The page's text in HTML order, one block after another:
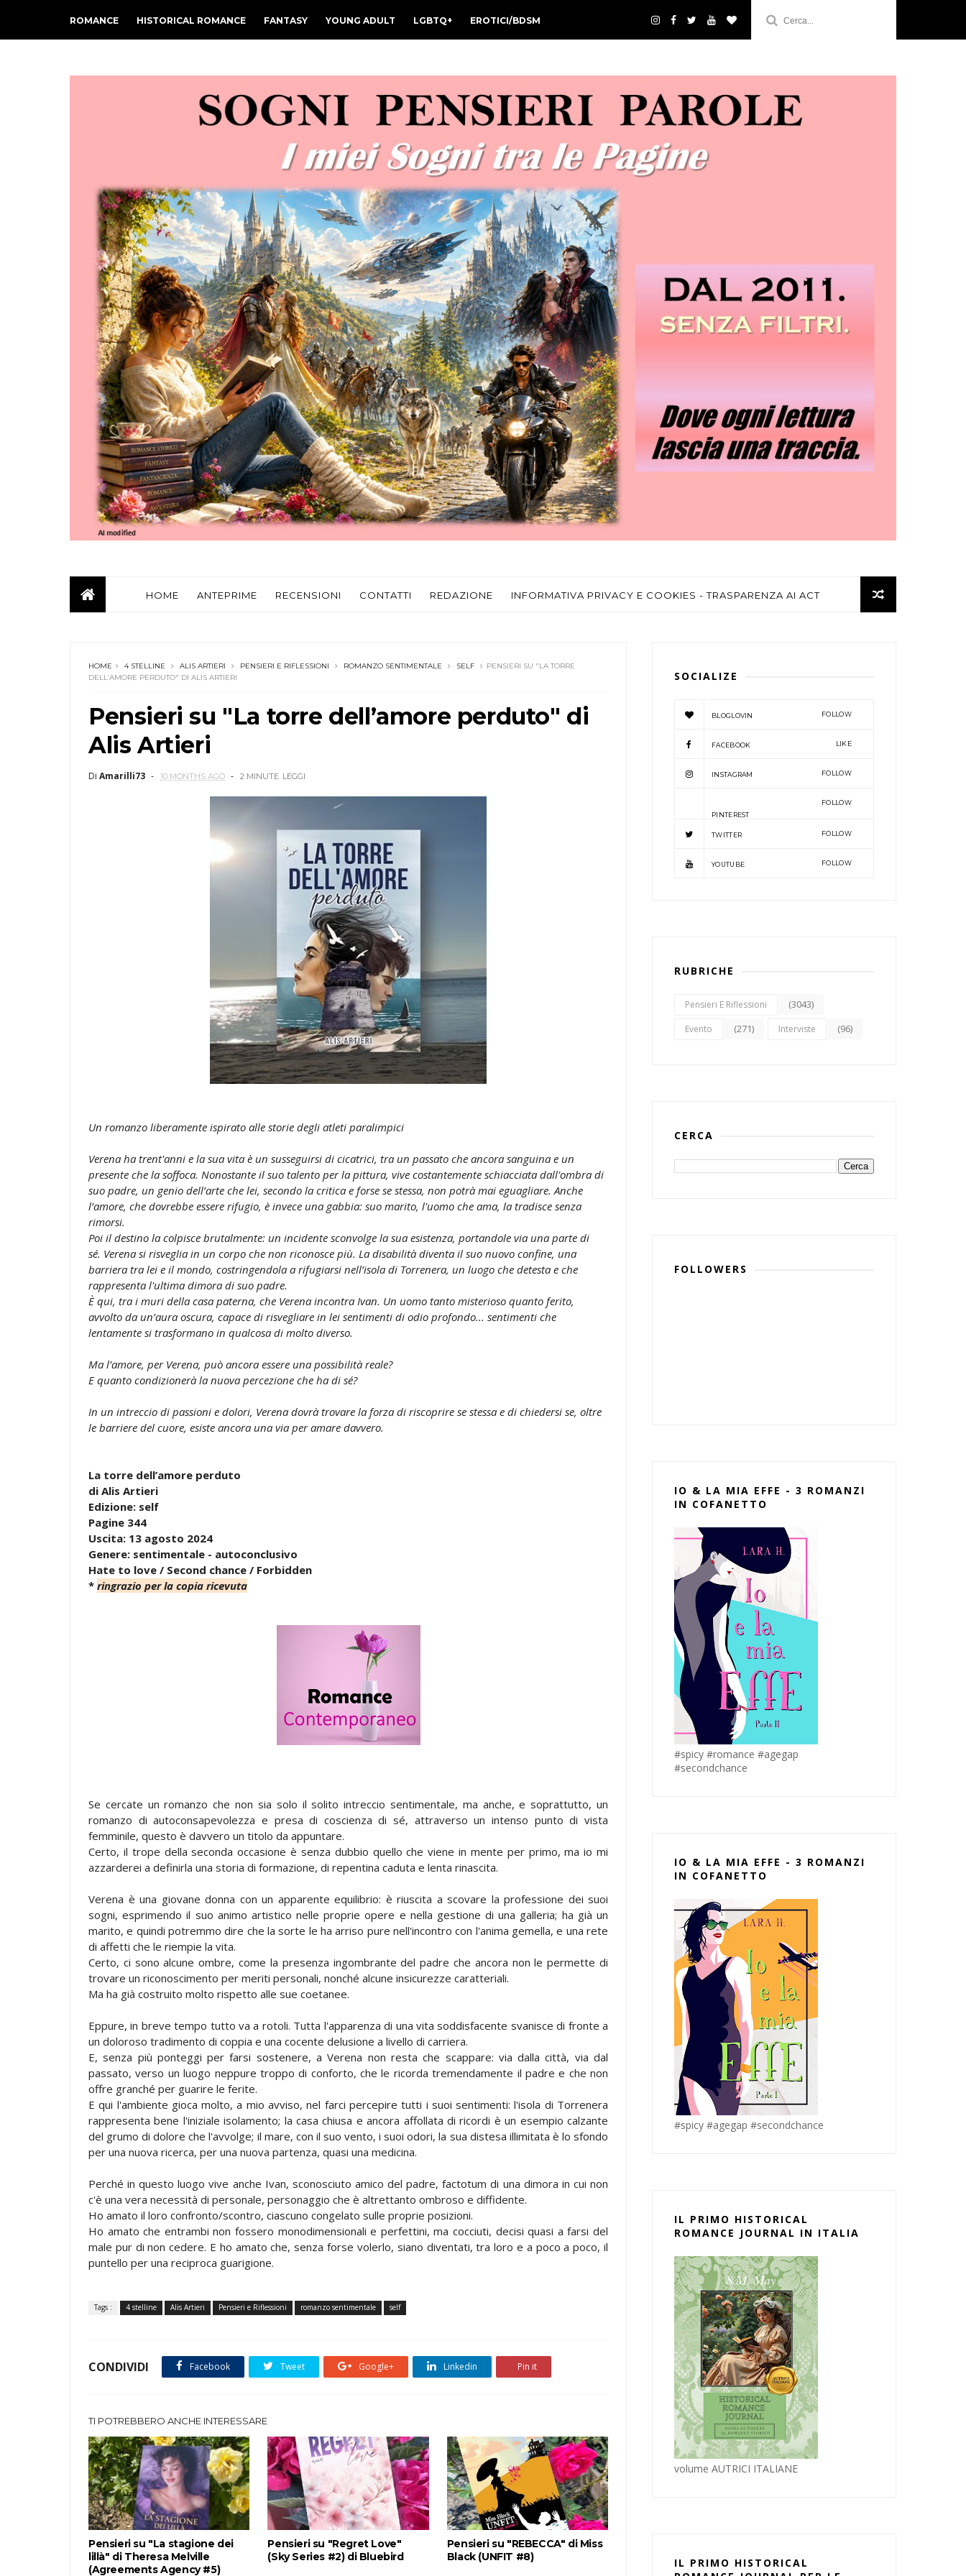
ROMANCE HISTORICAL ROMANCE FANTASY YOUNG ADULT LGBTQ+ EROTICI/BDSM
HOME ANTEPRIME RECENSIONI CONTATTI REDAZIONE INFORMATIVA PRIVACY E COOKIES - TRASPARENZA AI ACT
HOME 4 STELLINE ALIS ARTIERI PENSIERI E RIFLESSIONI ROMANZO SENTIMENTALE SELF
PENSIERI SU "LA TORRE
DELL’AMORE PERDUTO" DI ALIS ARTIERI
Pensieri su "La torre dell’amore perduto" di
Alis Artieri
Di Amarilli73 10 MONTHS AGO 2 MINUTE LEGGI
Un romanzo liberamente ispirato alle storie degli atleti paralimpici
Verena ha trent'anni e la sua vita è un susseguirsi di cicatrici, tra un passato che ancora sanguina e un
presente che la soffoca. Nonostante il suo talento per la pittura, vive costantemente schiacciata dall'ombra di
suo padre, un genio dell’arte che lei, secondo la critica e forse se stessa, non potrà mai eguagliare. Anche
l’amore, che dovrebbe essere rifugio, è invece una gabbia: suo marito, l'uomo che ama, la tradisce senza
rimorsi.
Poi il destino la colpisce brutalmente: un incidente sconvolge la sua esistenza, portandole via una parte di
sé. Verena si risveglia in un corpo che non riconosce più. La disabilità diventa il suo nuovo confine, una
barriera tra lei e il mondo, costringendola a rifugiarsi nell’isola di Torrenera, un luogo che detesta e che
rappresenta l'ultima dimora di suo padre.
È qui, tra i muri della casa paterna, che Verena incontra Ivan. Un uomo tanto misterioso quanto ferito,
avvolto da un’aura oscura, capace di risvegliare in lei sentimenti di odio profondo... sentimenti che
lentamente si trasformano in qualcosa di molto diverso.
Ma l’amore, per Verena, può ancora essere una possibilità reale?
E quanto condizionerà la nuova percezione che ha di sé?
In un intreccio di passioni e dolori, Verena dovrà trovare la forza di riscoprire se stessa e di chiedersi se, oltre
le barriere del cuore, esiste ancora una via per amare davvero.
La torre dell’amore perduto
di Alis Artieri
Edizione: self
Pagine 344
Uscita: 13 agosto 2024
Genere: sentimentale - autoconclusivo
Hate to love / Second chance / Forbidden
* ringrazio per la copia ricevuta
Se cercate un romanzo che non sia solo il solito intreccio sentimentale, ma anche, e soprattutto, un
romanzo di autoconsapevolezza e presa di coscienza di sé, attraverso un intenso punto di vista
femminile, questo è davvero un titolo da appuntare.
Certo, il trope della seconda occasione è senza dubbio quello che viene in mente per primo, ma io mi
azzarderei a definirla una storia di formazione, di repentina caduta e lenta rinascita.
Verena è una giovane donna con un apparente equilibrio: è riuscita a scovare la professione dei suoi
sogni, esprimendo il suo animo artistico nelle proprie opere e nella gestione di una galleria; ha già un
marito, e quindi potremmo dire che la sorte le ha arriso pure nell'incontro con l'anima gemella, e una rete
di affetti che le riempie la vita.
Certo, ci sono alcune ombre, come la presenza ingombrante del padre che ancora non le permette di
trovare un riconoscimento per meriti personali, nonché alcune insicurezze caratteriali.
Ma ha già costruito molto rispetto alle sue coetanee.
Eppure, in breve tempo tutto va a rotoli. Tutta l'apparenza di una vita soddisfacente svanisce di fronte a
un doloroso tradimento di coppia e una cocente delusione a livello di carriera.
E, senza più ponteggi per farsi sostenere, a Verena non resta che scappare: via dalla città, via dal
passato, verso un luogo neppure troppo di conforto, che le ricorda tremendamente il padre e che non
offre granché per guarire le ferite.
E qui l'ambiente gioca molto, a mio avviso, nel farci percepire tutti i suoi sentimenti: l'isola di Torrenera
rappresenta bene l'iniziale isolamento; la casa chiusa e ancora affollata di ricordi è un esempio calzante
del grumo di dolore che l'avvolge; il mare, con il suo vento, i suoi odori, la sua distesa illimitata è lo sfondo
per una nuova ricerca, per una nuova partenza, quasi una medicina.
Perché in questo luogo vive anche Ivan, sconosciuto amico del padre, factotum di una dimora in cui non
c'è una vera necessità di personale, personaggio che è altrettanto ombroso e diffidente.
Ho amato il loro confronto/scontro, ciascuno congelato sulle proprie posizioni.
Ho amato che entrambi non fossero monodimensionali e perfettini, ma cocciuti, decisi quasi a farsi del
male pur di non cedere. E ho amato che, senza forse volerlo, siano diventati, tra loro e a poco a poco, il
puntello per una reciproca guarigione.
Tags : 4 stelline Alis Artieri Pensieri e Riflessioni romanzo sentimentale self
CONDIVIDI Facebook Tweet Google+ Linkedin Pin it
TI POTREBBERO ANCHE INTERESSARE
Pensieri su "La stagione dei
lillà" di Theresa Melville
(Agreements Agency #5)
Pensieri su "Regret Love"
(Sky Series #2) di Bluebird
Pensieri su "REBECCA" di Miss
Black (UNFIT #8)
SOCIALIZE
BLOGLOVIN FOLLOW
FACEBOOK LIKE
INSTAGRAM FOLLOW
PINTEREST
FOLLOW
TWITTER FOLLOW
YOUTUBE FOLLOW
RUBRICHE
Pensieri E Riflessioni (3043)
Evento (271) Interviste (96)
CERCA
FOLLOWERS
IO & LA MIA EFFE - 3 ROMANZI
IN COFANETTO
#spicy #romance #agegap
#secondchance
IO & LA MIA EFFE - 3 ROMANZI
IN COFANETTO
#spicy #agegap #secondchance
IL PRIMO HISTORICAL
ROMANCE JOURNAL IN ITALIA
volume AUTRICI ITALIANE
IL PRIMO HISTORICAL